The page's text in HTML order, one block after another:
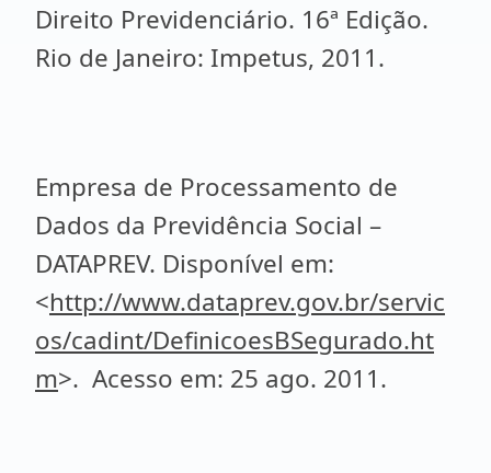
Direito Previdenciário. 16ª Edição.
Rio de Janeiro: Impetus, 2011.
Empresa de Processamento de
Dados da Previdência Social –
DATAPREV. Disponível em:
<http://www.dataprev.gov.br/servic
os/cadint/DefinicoesBSegurado.ht
m>. Acesso em: 25 ago. 2011.